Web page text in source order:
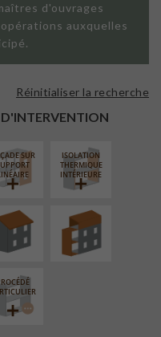
d'ouvrages
auxquelles
D'INTERVENTION
Réinitialiser la recherche
SUR
ISOLATION
THERMIQUE
INTÉRIEURE
DES
SURÉLÉVATION
EXTENSION